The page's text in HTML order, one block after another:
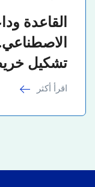
القاعدة
تشكيل
اقرأ أكثر